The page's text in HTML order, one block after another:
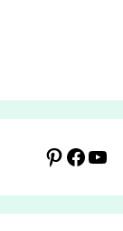
يوتيوبفيسبوكبينتريست